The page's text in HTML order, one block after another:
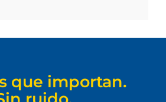
que importan.